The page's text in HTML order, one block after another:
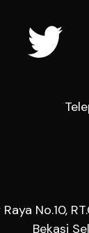
No.10,
Bekasi